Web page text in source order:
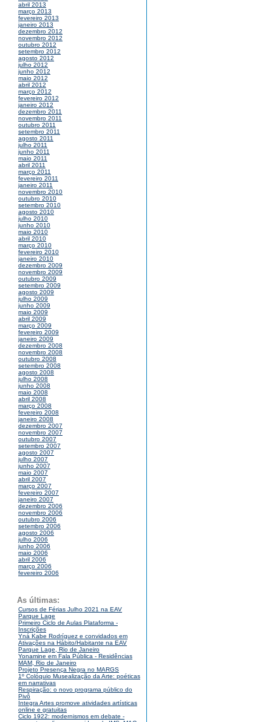
abril 2013
março 2013
fevereiro 2013
janeiro 2013
dezembro 2012
novembro 2012
outubro 2012
setembro 2012
agosto 2012
julho 2012
junho 2012
maio 2012
abril 2012
março 2012
fevereiro 2012
janeiro 2012
dezembro 2011
novembro 2011
outubro 2011
setembro 2011
agosto 2011
julho 2011
junho 2011
maio 2011
abril 2011
março 2011
fevereiro 2011
janeiro 2011
novembro 2010
outubro 2010
setembro 2010
agosto 2010
julho 2010
junho 2010
maio 2010
abril 2010
março 2010
fevereiro 2010
janeiro 2010
dezembro 2009
novembro 2009
outubro 2009
setembro 2009
agosto 2009
julho 2009
junho 2009
maio 2009
abril 2009
março 2009
fevereiro 2009
janeiro 2009
dezembro 2008
novembro 2008
outubro 2008
setembro 2008
agosto 2008
julho 2008
junho 2008
maio 2008
abril 2008
março 2008
fevereiro 2008
janeiro 2008
dezembro 2007
novembro 2007
outubro 2007
setembro 2007
agosto 2007
julho 2007
junho 2007
maio 2007
abril 2007
março 2007
fevereiro 2007
janeiro 2007
dezembro 2006
novembro 2006
outubro 2006
setembro 2006
agosto 2006
julho 2006
junho 2006
maio 2006
abril 2006
março 2006
fevereiro 2006
As últimas:
Cursos de Férias Julho 2021 na EAV
Parque Lage
Primeiro Ciclo de Aulas Plataforma -
Inscrições
Yná Kabe Rodríguez e convidados em
Ativações na Hábito/Habitante na EAV
Parque Lage, Rio de Janeiro
Yonamine em Fala Pública - Residências
MAM, Rio de Janeiro
Projeto Presença Negra no MARGS
1º Colóquio Musealização da Arte: poéticas
em narrativas
Respiração: o novo programa público do
Pivô
Integra Artes promove atividades artísticas
online e gratuitas
Ciclo 1922: modernismos em debate -